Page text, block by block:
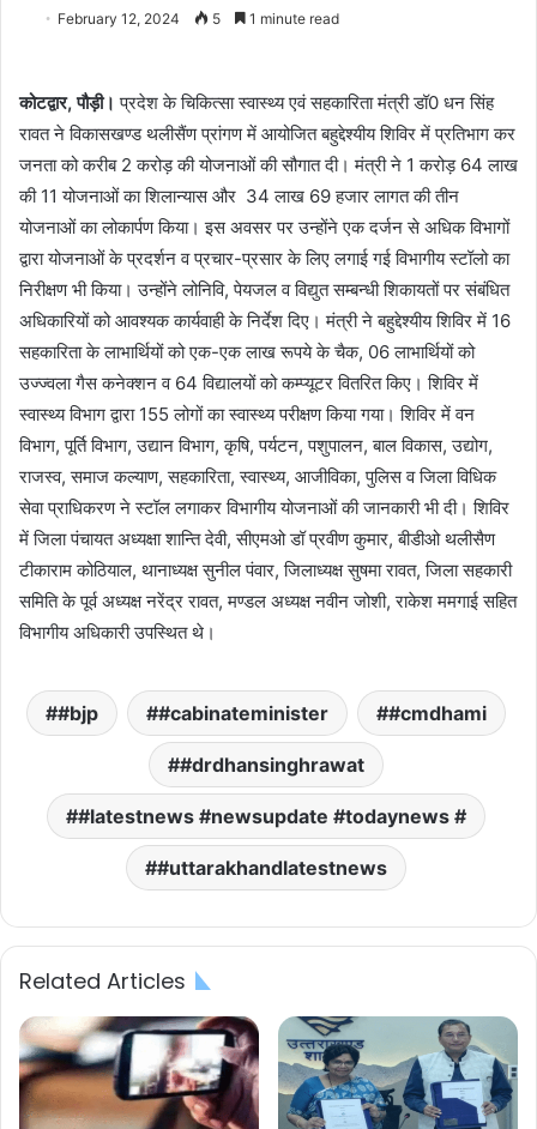
February 12, 2024 5 1 minute read
कोटद्वार, पौड़ी। प्रदेश के चिकित्सा स्वास्थ्य एवं सहकारिता मंत्री डॉ0 धन सिंह
रावत ने विकासखण्ड थलीसैंण प्रांगण में आयोजित बहुद्देश्यीय शिविर में प्रतिभाग कर
जनता को करीब 2 करोड़ की योजनाओं की सौगात दी। मंत्री ने 1 करोड़ 64 लाख
की 11 योजनाओं का शिलान्यास और 34 लाख 69 हजार लागत की तीन
योजनाओं का लोकार्पण किया। इस अवसर पर उन्होंने एक दर्जन से अधिक विभागों
द्वारा योजनाओं के प्रदर्शन व प्रचार-प्रसार के लिए लगाई गई विभागीय स्टॉलो का
निरीक्षण भी किया। उन्होंने लोनिवि, पेयजल व विद्युत सम्बन्धी शिकायतों पर संबंधित
अधिकारियों को आवश्यक कार्यवाही के निर्देश दिए। मंत्री ने बहुद्देश्यीय शिविर में 16
सहकारिता के लाभार्थियों को एक-एक लाख रूपये के चैक, 06 लाभार्थियों को
उज्ज्वला गैस कनेक्शन व 64 विद्यालयों को कम्प्यूटर वितरित किए। शिविर में
स्वास्थ्य विभाग द्वारा 155 लोगों का स्वास्थ्य परीक्षण किया गया। शिविर में वन
विभाग, पूर्ति विभाग, उद्यान विभाग, कृषि, पर्यटन, पशुपालन, बाल विकास, उद्योग,
राजस्व, समाज कल्याण, सहकारिता, स्वास्थ्य, आजीविका, पुलिस व जिला विधिक
सेवा प्राधिकरण ने स्टॉल लगाकर विभागीय योजनाओं की जानकारी भी दी। शिविर
में जिला पंचायत अध्यक्षा शान्ति देवी, सीएमओ डॉ प्रवीण कुमार, बीडीओ थलीसैण
टीकाराम कोठियाल, थानाध्यक्ष सुनील पंवार, जिलाध्यक्ष सुषमा रावत, जिला सहकारी
समिति के पूर्व अध्यक्ष नरेंद्र रावत, मण्डल अध्यक्ष नवीन जोशी, राकेश ममगाई सहित
विभागीय अधिकारी उपस्थित थे।
#bjp #cabinateminister #cmdhami
#drdhansinghrawat
#latestnews #newsupdate #todaynews #
#uttarakhandlatestnews
Related Articles